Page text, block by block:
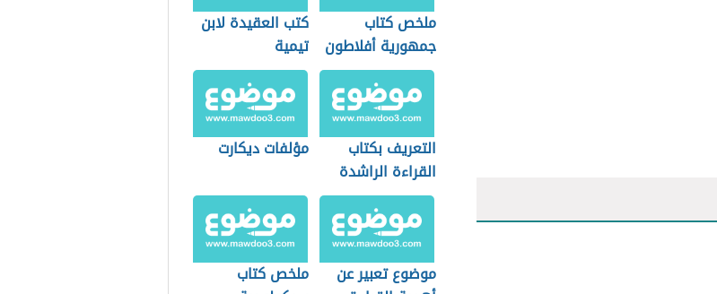
ملخص كتاب
جمهورية أفلاطون
كتب العقيدة لابن
تيمية
التعريف بكتاب
القراءة الراشدة
مؤلفات ديكارت
موضوع تعبير عن
ملخص كتاب